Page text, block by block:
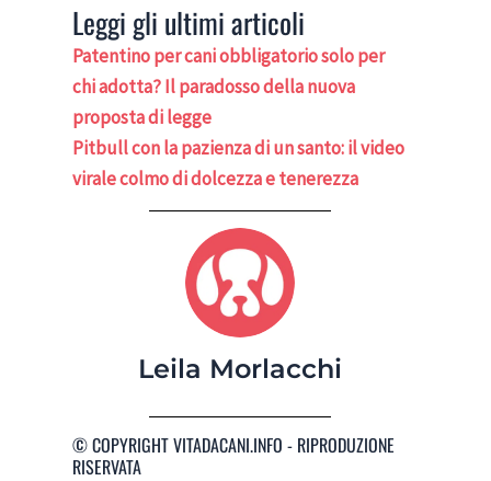
Leggi gli ultimi articoli
Patentino per cani obbligatorio solo per
chi adotta? Il paradosso della nuova
proposta di legge
Pitbull con la pazienza di un santo: il video
virale colmo di dolcezza e tenerezza
Leila Morlacchi
© COPYRIGHT VITADACANI.INFO - RIPRODUZIONE
RISERVATA